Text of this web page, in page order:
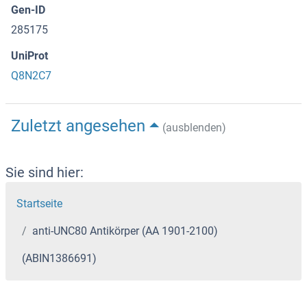
Gen-ID
285175
UniProt
Q8N2C7
Zuletzt angesehen (ausblenden)
Sie sind hier:
Startseite
anti-UNC80 Antikörper (AA 1901-2100)
(ABIN1386691)